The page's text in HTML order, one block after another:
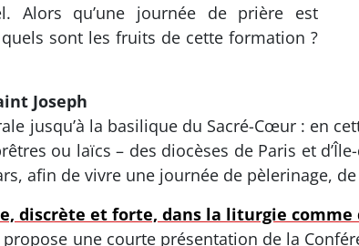
Alors qu’une journée de prière est
sont les fruits de cette formation ?
Joseph
jusqu’à la basilique du Sacré-Cœur : en
ou laïcs – des diocèses de Paris et
afin de vivre une journée de pèlerinage,
discrète et forte, dans la liturgie comme
une courte présentation de la